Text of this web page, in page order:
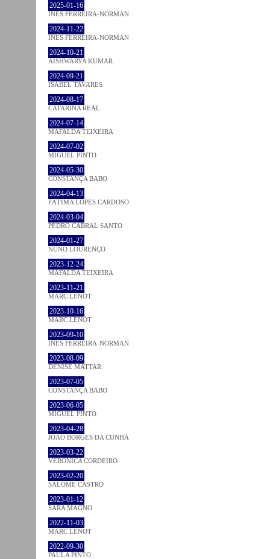
2025-01-16
INÊS FERREIRA-NORMAN
2024-11-22
INÊS FERREIRA-NORMAN
2024-10-21
AISHWARYA KUMAR
2024-09-21
ISABEL TAVARES
2024-08-17
CATARINA REAL
2024-07-14
MAFALDA TEIXEIRA
2024-07-02
MIGUEL PINTO
2024-05-30
CONSTANÇA BABO
2024-04-13
FÁTIMA LOPES CARDOSO
2024-03-04
PEDRO CABRAL SANTO
2024-01-27
NUNO LOURENÇO
2023-12-24
MAFALDA TEIXEIRA
2023-11-21
MARC LENOT
2023-10-16
MARC LENOT
2023-09-10
INÊS FERREIRA-NORMAN
2023-08-09
DENISE MATTAR
2023-07-05
CONSTANÇA BABO
2023-06-05
MIGUEL PINTO
2023-04-28
JOÃO BORGES DA CUNHA
2023-03-22
VERONICA CORDEIRO
2023-02-20
SALOMÉ CASTRO
2023-01-12
SARA MAGNO
2022-11-03
MARC LENOT
2022-09-30
PAULA PINTO